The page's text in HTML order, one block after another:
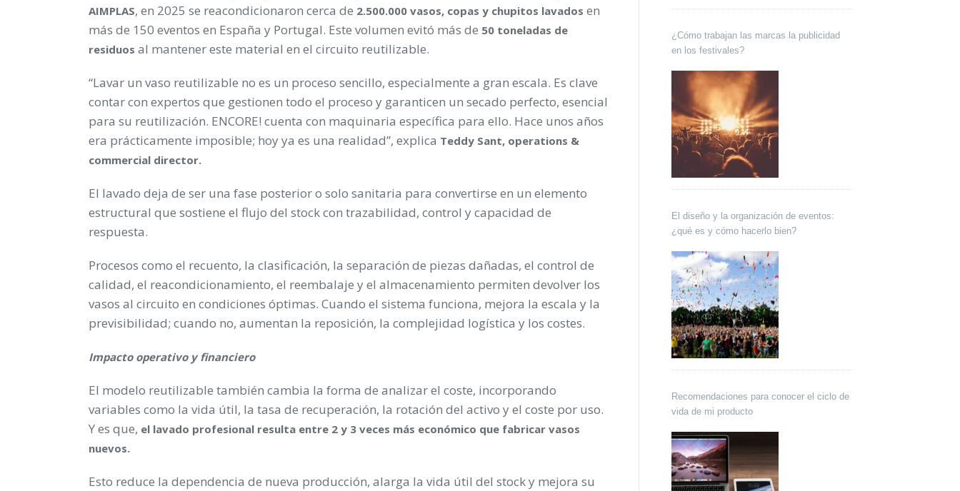
AIMPLAS, en 2025 se reacondicionaron cerca de 2.500.000 vasos, copas y chupitos lavados en
más de 150 eventos en España y Portugal. Este volumen evitó más de 50 toneladas de
residuos al mantener este material en el circuito reutilizable.
“Lavar un vaso reutilizable no es un proceso sencillo, especialmente a gran escala. Es clave
contar con expertos que gestionen todo el proceso y garanticen un secado perfecto, esencial
para su reutilización. ENCORE! cuenta con maquinaria específica para ello. Hace unos años
era prácticamente imposible; hoy ya es una realidad”, explica Teddy Sant, operations &
commercial director.
El lavado deja de ser una fase posterior o solo sanitaria para convertirse en un elemento
estructural que sostiene el flujo del stock con trazabilidad, control y capacidad de
respuesta.
Procesos como el recuento, la clasificación, la separación de piezas dañadas, el control de
calidad, el reacondicionamiento, el reembalaje y el almacenamiento permiten devolver los
vasos al circuito en condiciones óptimas. Cuando el sistema funciona, mejora la escala y la
previsibilidad; cuando no, aumentan la reposición, la complejidad logística y los costes.
Impacto operativo y financiero
El modelo reutilizable también cambia la forma de analizar el coste, incorporando
variables como la vida útil, la tasa de recuperación, la rotación del activo y el coste por uso.
Y es que, el lavado profesional resulta entre 2 y 3 veces más económico que fabricar vasos
nuevos.
Esto reduce la dependencia de nueva producción, alarga la vida útil del stock y mejora su
¿Cómo trabajan las marcas la publicidad
en los festivales?
El diseño y la organización de eventos:
¿qué es y cómo hacerlo bien?
Recomendaciones para conocer el ciclo de
vida de mi producto